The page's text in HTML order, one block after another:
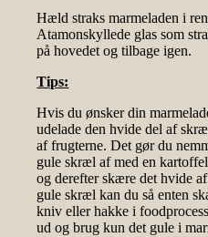
Hæld straks marmeladen i
Atamonskyllede glas som
på hovedet og tilbage igen.
Tips:
Hvis du ønsker din
udelade den hvide del af
af frugterne. Det gør du
gule skræl af med en
og derefter skære det hvide
gule skræl kan du så enten
kniv eller hakke i
ud og brug kun det gule i